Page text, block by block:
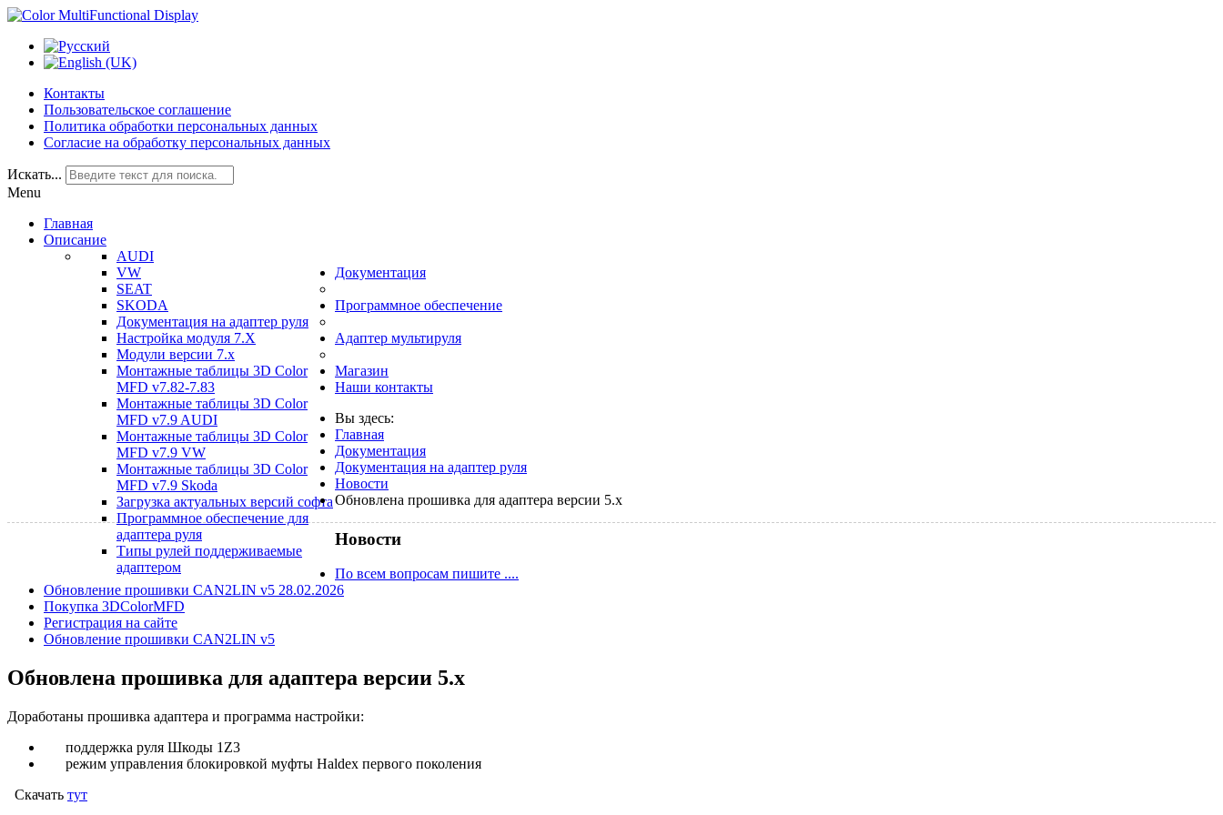
Контакты
Пользовательское соглашение
Политика обработки персональных данных
Согласие на обработку персональных данных
Искать...
Menu
Главная
Описание
AUDI
VW
SEAT
SKODA
Документация
Документация на адаптер руля
Настройка модуля 7.Х
Модули версии 7.х
Монтажные таблицы 3D Color
MFD v7.82-7.83
Монтажные таблицы 3D Color
MFD v7.9 AUDI
Монтажные таблицы 3D Color
MFD v7.9 VW
Монтажные таблицы 3D Color
MFD v7.9 Skoda
Программное обеспечение
Загрузка актуальных версий софта
Адаптер мультируля
Программное обеспечение для
адаптера руля
Типы рулей поддерживаемые
адаптером
Магазин
Наши контакты
Вы здесь:
Главная
Документация
Документация на адаптер руля
Новости
Обновлена прошивка для адаптера версии 5.x
Новости
По всем вопросам пишите ....
Обновление прошивки CAN2LIN v5 28.02.2026
Покупка 3DColorMFD
Регистрация на сайте
Обновление прошивки CAN2LIN v5
Обновлена прошивка для адаптера версии 5.x
Доработаны прошивка адаптера и программа настройки:
поддержка руля Шкоды 1Z3
режим управления блокировкой муфты Нaldex первого поколения
Скачать тут